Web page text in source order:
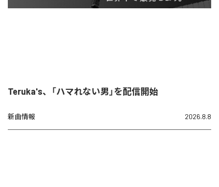
Teruka's、「ハマれない男」を配信開始
新曲情報 2026.8.8